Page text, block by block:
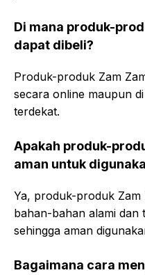
Di mana produk-
dapat dibeli?
Produk-produk Zam
secara online maupun
terdekat.
Apakah produk-
aman untuk
Ya, produk-produk Zam
bahan-bahan alami dan
sehingga aman
Bagaimana cara